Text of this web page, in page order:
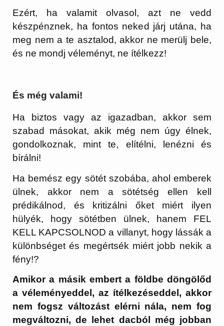
Ezért, ha valamit olvasol, azt ne vedd
készpénznek, ha fontos neked járj utána, ha
meg nem a te asztalod, akkor ne merülj bele,
és ne mondj véleményt, ne ítélkezz!
És még valami!
Ha biztos vagy az igazadban, akkor sem
szabad másokat, akik még nem úgy élnek,
gondolkoznak, mint te, elítélni, lenézni és
bírálni!
Ha bemész egy sötét szobába, ahol emberek
ülnek, akkor nem a sötétség ellen kell
prédikálnod, és kritizálni őket miért ilyen
hülyék, hogy sötétben ülnek, hanem FEL
KELL KAPCSOLNOD a villanyt, hogy lássák a
különbséget és megértsék miért jobb nekik a
fény!?
Amikor a másik embert a földbe döngölőd
a véleményeddel, az ítélkezéseddel, akkor
nem fogsz változást elérni nála, nem fog
megváltozni, de lehet dacból még jobban